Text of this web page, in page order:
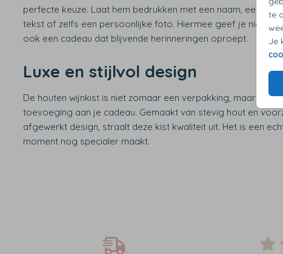
te
Je
perfecte keuze. Laat hem bedrukken met een naam, een
tekst of zelfs een persoonlijke foto. Hiermee geef je niet
ook een cadeau dat blijvende herinneringen oproept.
Luxe en stijlvol design
De houten wijnkist is niet zomaar een verpakking, maar een
toevoeging aan je cadeau. Gemaakt van stevig hout en
afgewerkt design, straalt deze kist kwaliteit uit. Het is een
moment nog specialer maakt.